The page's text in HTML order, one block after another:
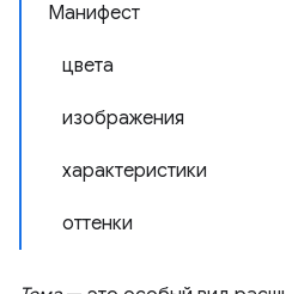
Манифест
цвета
изображения
характеристики
оттенки